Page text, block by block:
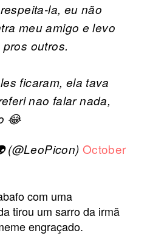
la, eu não
meu amigo e levo
outros.
ficaram, ela tava
nao falar nada,
😂
(@LeoPicon) October
com uma
tirou um sarro da irmã
engraçado.